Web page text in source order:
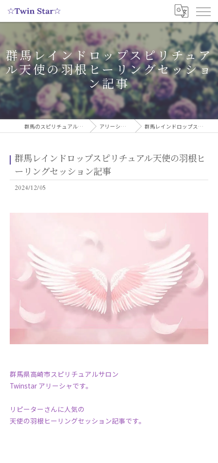
群馬レインドロップスピリチュア
ル天使の羽根ヒーリングセッショ
ン記事
群馬のスピリチュアルヒーリングサロンなら実績多数の☆Twin Star☆ アリーシャのスピリチュアルブログ 群馬レインドロップスピリチュアル天使の羽根ヒーリングセッション記事
群馬レインドロップスピリチュアル天使の羽根ヒ
ーリングセッション記事
2024/12/05
群馬県高崎市スピリチュアルサロン
Twinstar アリーシャです。
リピーターさんに人気の
天使の羽根ヒーリングセッション記事です。